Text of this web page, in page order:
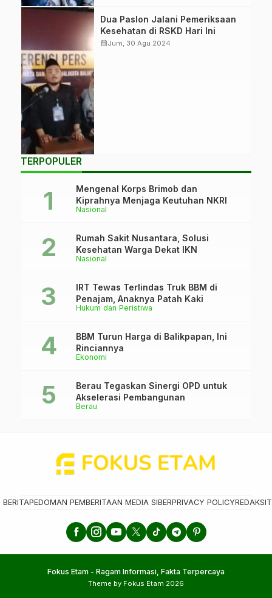
Komisioner KPU
tahapan
pemeriksaan
kesehatan yang
dilaksanakan di
RSKD, Jumat, 30
Agustus 2024.
(Foto:
FokusEtam.com)
Dua Paslon Jalani Pemeriksaan
Kesehatan di RSKD Hari Ini
calendar_monthJum, 30 Agu 2024
TERPOPULER
Nasional
Mengenal Korps Brimob dan
Kiprahnya Menjaga Keutuhan NKRI
Nasional
Rumah Sakit Nusantara, Solusi
Kesehatan Warga Dekat IKN
Hukum dan Peristiwa
IRT Tewas Terlindas Truk BBM di
Penajam, Anaknya Patah Kaki
Ekonomi
BBM Turun Harga di Balikpapan, Ini
Rinciannya
Berau
Berau Tegaskan Sinergi OPD untuk
Akselerasi Pembangunan
BERITAPEDOMAN PEMBERITAAN MEDIA SIBERPRIVACY POLICYREDAKSI
Fokus Etam - Ragam Informasi, Fakta Terpercaya
Theme by Fokus Etam 2026